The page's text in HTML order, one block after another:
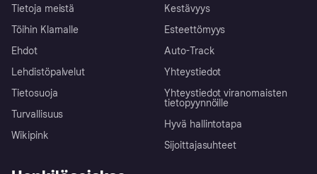
Tietoja meistä
Töihin Klarnalle
Ehdot
Lehdistöpalvelut
Tietosuoja
Turvallisuus
Wikipink
Kestävyys
Esteettömyys
Auto-Track
Yhteystiedot
Yhteystiedot viranomaisten
tietopyynnöille
Hyvä hallintotapa
Sijoittajasuhteet